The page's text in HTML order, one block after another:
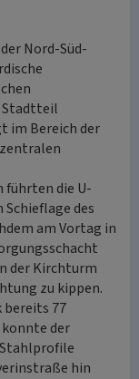
Nord-Süd-
Stadtteil
im Bereich der
führten die U-
des
am Vortag in
der Kirchturm
zu kippen.
bereits 77
der
hin